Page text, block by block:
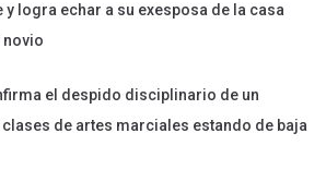
y logra echar a su exesposa de la casa
el despido disciplinario de un
de artes marciales estando de baja